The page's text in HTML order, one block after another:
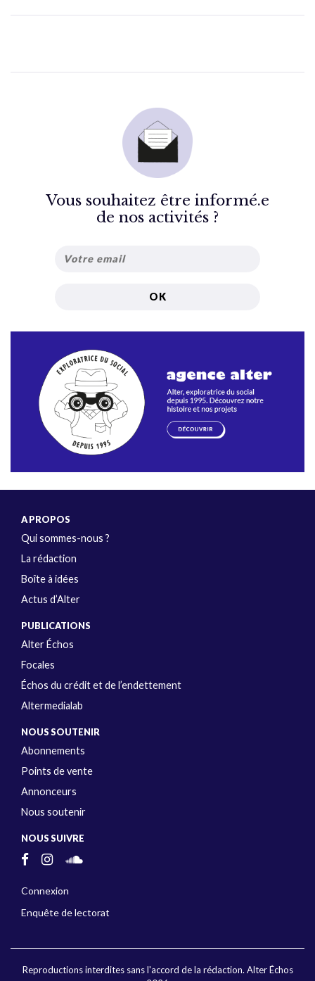
Vous souhaitez être informé.e
de nos activités ?
A PROPOS
Qui sommes-nous ?
La rédaction
Boîte à idées
Actus d’Alter
PUBLICATIONS
Alter Échos
Focales
Échos du crédit et de l’endettement
Altermedialab
NOUS SOUTENIR
Abonnements
Points de vente
Annonceurs
Nous soutenir
NOUS SUIVRE
Connexion
Enquête de lectorat
Reproductions interdites sans l'accord de la rédaction. Alter Échos